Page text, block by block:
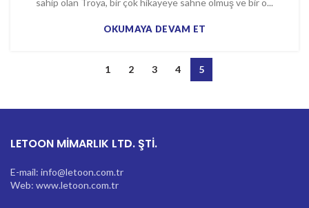
OKUMAYA DEVAM ET
1 2 3 4 5
LETOON MİMARLIK LTD. ŞTİ.
E-mail: info@letoon.com.tr
Web: www.letoon.com.tr